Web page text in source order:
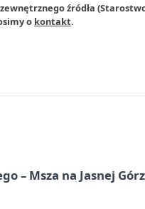
źródła
o kontakt.
– Msza na Jasnej